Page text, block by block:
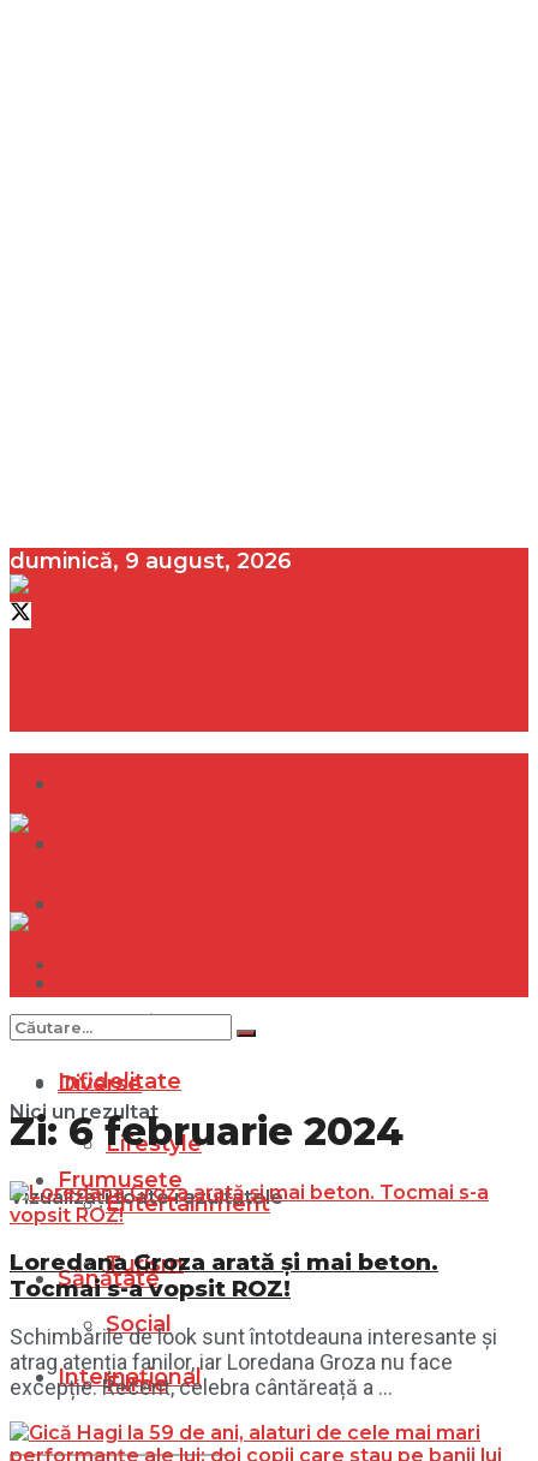
duminică, 9 august, 2026
Internațional
Diverse
Lifestyle
Entertainment
Turism
Social
Filme
Infidelitate
Frumusețe
Sănătate
Internațional
Nici un rezultat
Vizualizați toate rezultatele
Zi:6 februarie 2024
Loredana Groza arată și mai beton.
Tocmai s-a vopsit ROZ!
Schimbările de look sunt întotdeauna interesante și
atrag atenția fanilor, iar Loredana Groza nu face
excepție. Recent, celebra cântăreață a ...